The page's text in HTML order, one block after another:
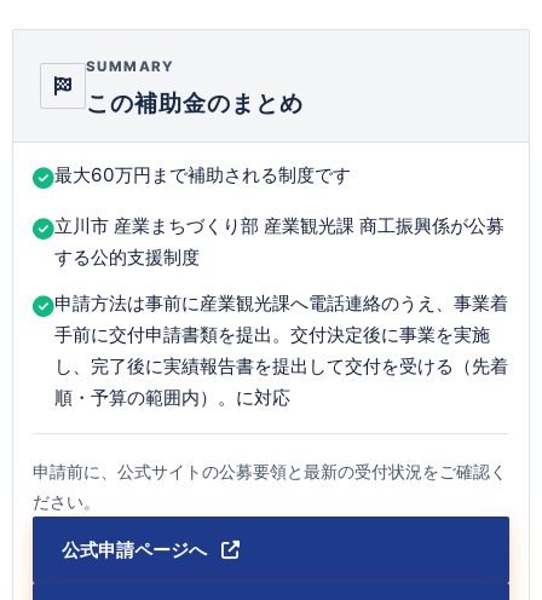
SUMMARY
この補助金のまとめ
最大60万円まで補助される制度です
立川市 産業まちづくり部 産業観光課 商工振興係が公募
する公的支援制度
申請方法は事前に産業観光課へ電話連絡のうえ、事業着
手前に交付申請書類を提出。交付決定後に事業を実施
し、完了後に実績報告書を提出して交付を受ける（先着
順・予算の範囲内）。に対応
申請前に、公式サイトの公募要領と最新の受付状況をご確認く
ださい。
公式申請ページへ